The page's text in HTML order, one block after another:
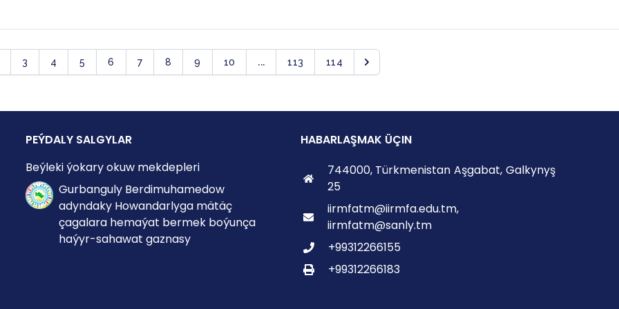
3 4 5 6 7 8 9 10 ... 113 114
PEÝDALY SALGYLAR
Beýleki ýokary okuw mekdepleri
Gurbanguly Berdimuhamedow
adyndaky Howandarlyga mätäç
çagalara hemaýat bermek boýunça
haýyr-sahawat gaznasy
HABARLAŞMAK ÜÇIN
744000, Türkmenistan Aşgabat, Galkynyş
25
iirmfatm@iirmfa.edu.tm,
iirmfatm@sanly.tm
+99312266155
+99312266183